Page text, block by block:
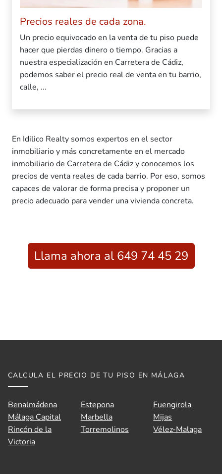
Precios reales de cada zona.
Un precio equivocado en la venta de tu piso puede
hacer que pierdas dinero o tiempo. Gracias a
nuestra especialización en Carretera de Cádiz,
podemos saber el precio real de venta en tu barrio,
calle, ...
En Idilico Realty somos expertos en el sector
inmobiliario y más concretamente en el mercado
inmobiliario de Carretera de Cádiz y conocemos los
precios de venta reales de cada barrio. Por eso, somos
capaces de valorar de forma precisa y proponer un
precio adecuado para vender una vivienda concreta.
Llama ahora al 649 74 45 29
CALCULA EL PRECIO DE TU PISO EN MÁLAGA
Benalmádena Estepona
Fuengirola
Málaga Capital
Marbella
Mijas
Rincón de la
Victoria
Torremolinos Vélez-Malaga